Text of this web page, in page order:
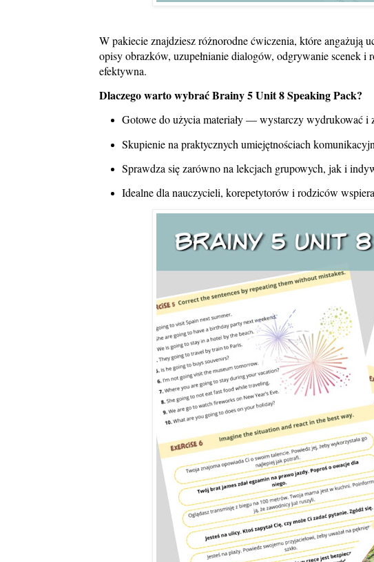
W pakiecie znajdziesz różnorodne ćwiczenia, które angażują
opisy obrazków, uzupełnianie dialogów, odgrywanie scenek
efektywna.
Dlaczego warto wybrać Brainy 5 Unit 8 Speaking Pack?
Gotowe do użycia materiały — wystarczy wydrukować i
Skupienie na praktycznych umiejętnościach
Sprawdza się zarówno na lekcjach grupowych, jak i
Idealne dla nauczycieli, korepetytorów i rodziców